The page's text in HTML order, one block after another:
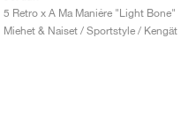
5 Retro x A Ma Maniére "Light Bone"
Miehet & Naiset / Sportstyle / Kengät